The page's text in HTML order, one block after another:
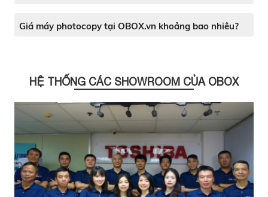
Giá máy photocopy tại OBOX.vn khoảng bao nhiêu?
HỆ THỐNG CÁC SHOWROOM CỦA OBOX